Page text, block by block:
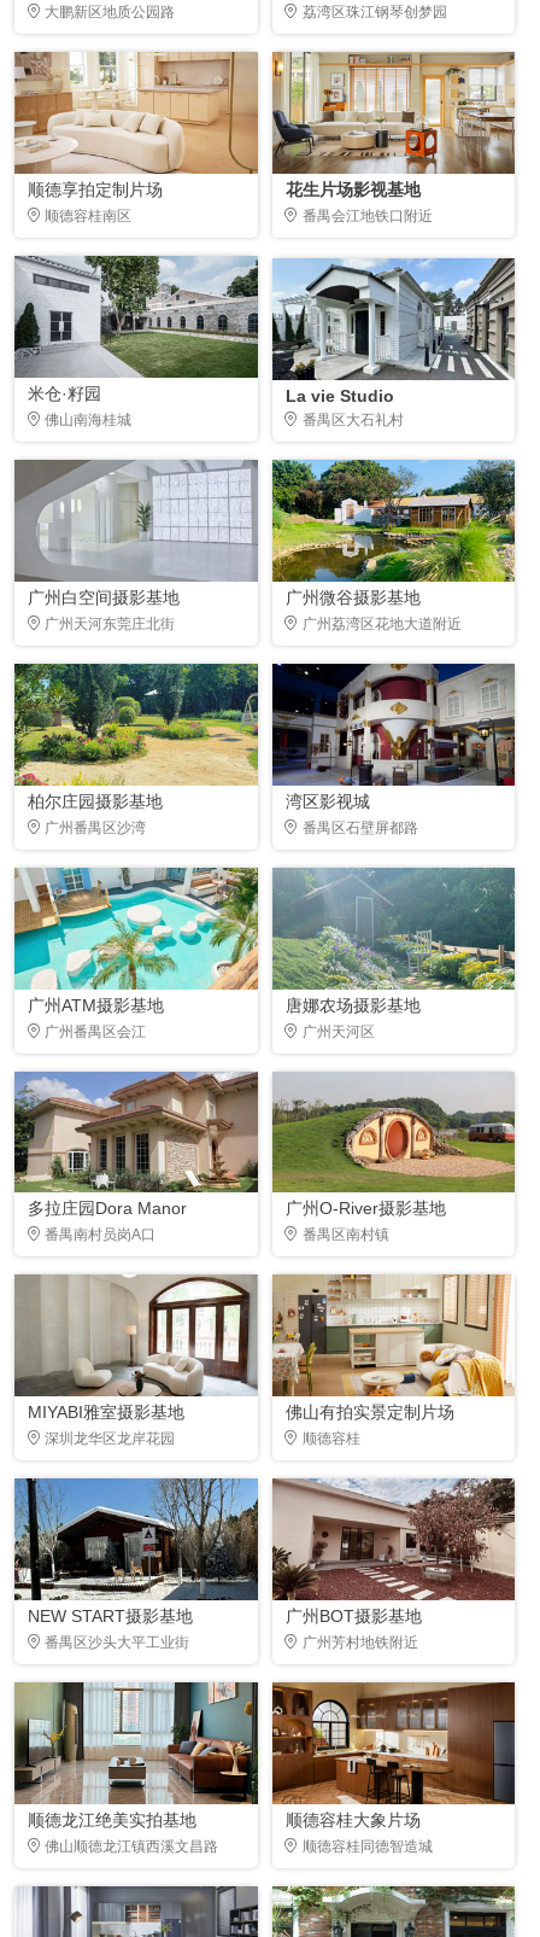
大鹏新区地质公园路 荔湾区珠江钢琴创梦园
顺德享拍定制片场
顺德容桂南区
花生片场影视基地
番禺会江地铁口附近
米仓·籽园
佛山南海桂城
La vie Studio
番禺区大石礼村
广州白空间摄影基地
广州天河东莞庄北街
广州微谷摄影基地
广州荔湾区花地大道附近
柏尔庄园摄影基地
广州番禺区沙湾
湾区影视城
番禺区石壁屏都路
广州ATM摄影基地
广州番禺区会江
唐娜农场摄影基地
广州天河区
多拉庄园Dora Manor
番禺南村员岗A口
广州O-River摄影基地
番禺区南村镇
MIYABI雅室摄影基地
深圳龙华区龙岸花园
佛山有拍实景定制片场
顺德容桂
NEW START摄影基地
番禺区沙头大平工业街
广州BOT摄影基地
广州芳村地铁附近
顺德龙江绝美实拍基地
佛山顺德龙江镇西溪文昌路
顺德容桂大象片场
顺德容桂同德智造城